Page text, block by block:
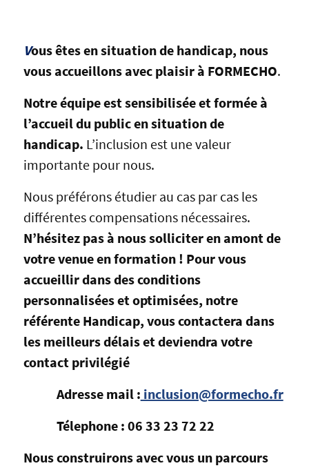
Vous êtes en situation de handicap, nous
vous accueillons avec plaisir à FORMECHO.
Notre équipe est sensibilisée et formée à
l’accueil du public en situation de
handicap. L’inclusion est une valeur
importante pour nous.
Nous préférons étudier au cas par cas les
différentes compensations nécessaires.
N’hésitez pas à nous solliciter en amont de
votre venue en formation ! Pour vous
accueillir dans des conditions
personnalisées et optimisées, notre
référente Handicap, vous contactera dans
les meilleurs délais et deviendra votre
contact privilégié
Adresse mail : inclusion@formecho.fr
Télephone : 06 33 23 72 22
Nous construirons avec vous un parcours